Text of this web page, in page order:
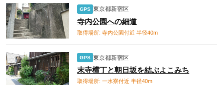
GPS 東京都新宿区
寺内公園への細道
取得場所: 寺内公園付近 半径40m
GPS 東京都新宿区
末寺横丁と朝日坂を結ぶよこみち
取得場所: 一水寮付近 半径40m